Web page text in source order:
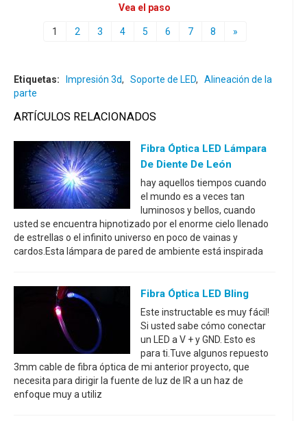
Vea el paso
1 2 3 4 5 6 7 8 »
Etiquetas: Impresión 3d, Soporte de LED,
Alineación de la
parte
ARTÍCULOS RELACIONADOS
Fibra Óptica LED Lámpara
De Diente De León
hay aquellos tiempos cuando
el mundo es a veces tan
luminosos y bellos, cuando
usted se encuentra hipnotizado por el enorme cielo llenado
de estrellas o el infinito universo en poco de vainas y
cardos.Esta lámpara de pared de ambiente está inspirada
Fibra Óptica LED Bling
Este instructable es muy fácil!
Si usted sabe cómo conectar
un LED a V + y GND. Esto es
para ti.Tuve algunos repuesto
3mm cable de fibra óptica de mi anterior proyecto, que
necesita para dirigir la fuente de luz de IR a un haz de
enfoque muy a utiliz